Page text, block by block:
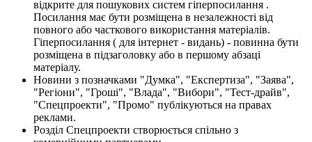
відкрите для пошукових систем гіперпосилання .
Посилання має бути розміщена в незалежності від
повного або часткового використання матеріалів.
Гіперпосилання ( для інтернет - видань) - повинна бути
розміщена в підзаголовку або в першому абзаці
матеріалу.
Новини з позначками "Думка", "Експертиза", "Заява",
"Регіони", "Гроші", "Влада", "Вибори", "Тест-драйв",
"Спецпроекти", "Промо" публікуються на правах
реклами.
Розділ Спецпроекти створюється спільно з